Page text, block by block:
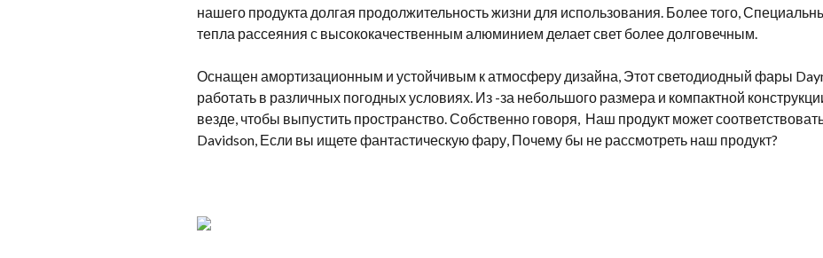
нашего продукта долгая продолжительность жизни для использования. Более того,
тепла рассеяния с высококачественным алюминием делает свет более долговечным.
Оснащен амортизационным и устойчивым к атмосферу дизайна, Этот светодиодный фары
работать в различных погодных условиях. Из -за небольшого размера и компактной
везде, чтобы выпустить пространство. Собственно говоря, Наш продукт может
Davidson, Если вы ищете фантастическую фару, Почему бы не рассмотреть наш продукт?